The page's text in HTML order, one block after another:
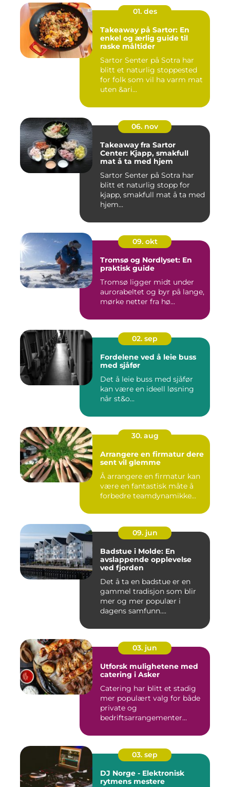
01. des
Takeaway på Sartor: En
enkel og ærlig guide til
raske måltider
Sartor Senter på Sotra har
blitt et naturlig stoppested
for folk som vil ha varm mat
uten &ari...
06. nov
Takeaway fra Sartor
Center: Kjapp, smakfull
mat å ta med hjem
Sartor Senter på Sotra har
blitt et naturlig stopp for
kjapp, smakfull mat å ta med
hjem...
09. okt
Tromsø og Nordlyset: En
praktisk guide
Tromsø ligger midt under
aurorabeltet og byr på lange,
mørke netter fra hø...
02. sep
Fordelene ved å leie buss
med sjåfør
Det å leie buss med sjåfør
kan være en ideell løsning
når st&o...
30. aug
Arrangere en firmatur dere
sent vil glemme
Å arrangere en firmatur kan
være en fantastisk måte å
forbedre teamdynamikke...
09. jun
Badstue i Molde: En
avslappende opplevelse
ved fjorden
Det å ta en badstue er en
gammel tradisjon som blir
mer og mer populær i
dagens samfunn....
03. jun
Utforsk mulighetene med
catering i Asker
Catering har blitt et stadig
mer populært valg for både
private og
bedriftsarrangementer...
03. sep
DJ Norge - Elektronisk
rytmens mestere